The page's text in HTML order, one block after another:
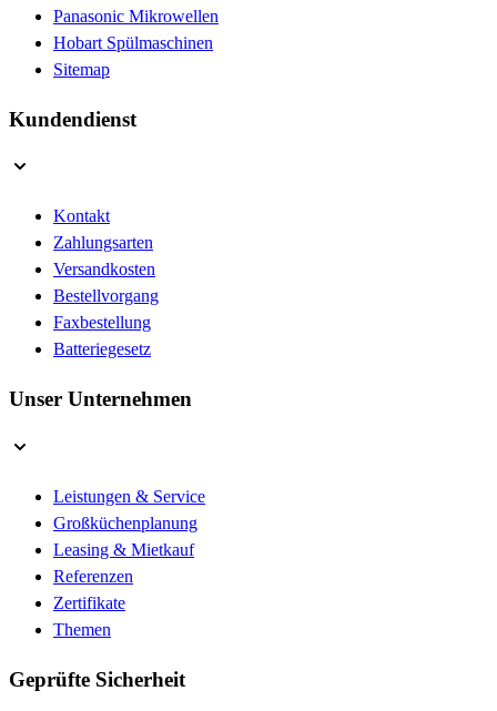
Panasonic Mikrowellen
Hobart Spülmaschinen
Sitemap
Kundendienst
Kontakt
Zahlungsarten
Versandkosten
Bestellvorgang
Faxbestellung
Batteriegesetz
Unser Unternehmen
Leistungen & Service
Großküchenplanung
Leasing & Mietkauf
Referenzen
Zertifikate
Themen
Geprüfte Sicherheit